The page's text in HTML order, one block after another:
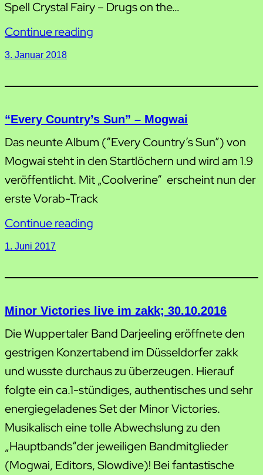
Spell Crystal Fairy – Drugs on the…
Continue reading
3. Januar 2018
“Every Country’s Sun” – Mogwai
Das neunte Album (“Every Country’s Sun”) von
Mogwai steht in den Startlöchern und wird am 1.9
veröffentlicht. Mit „Coolverine“ erscheint nun der
erste Vorab-Track
Continue reading
1. Juni 2017
Minor Victories live im zakk; 30.10.2016
Die Wuppertaler Band Darjeeling eröffnete den
gestrigen Konzertabend im Düsseldorfer zakk
und wusste durchaus zu überzeugen. Hierauf
folgte ein ca.1-stündiges, authentisches und sehr
energiegeladenes Set der Minor Victories.
Musikalisch eine tolle Abwechslung zu den
„Hauptbands“der jeweiligen Bandmitglieder
(Mogwai, Editors, Slowdive)! Bei fantastische